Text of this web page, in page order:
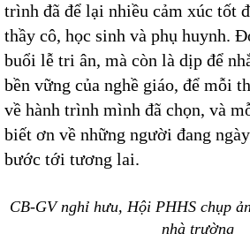
trình đã để lại nhiều cảm xúc tốt
thầy cô, học sinh và phụ huynh.
buổi lễ tri ân, mà còn là dịp để
bền vững của nghề giáo, để mỗi
về hành trình mình đã chọn, và
biết ơn về những người đang
bước tới tương lai.
CB-GV nghỉ hưu, Hội PHHS chụp
nhà trường